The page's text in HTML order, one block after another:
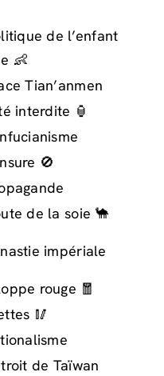
de l’enfant
👶
Tian’anmen
interdite 🏮
🚫
de la soie 🐪
impériale
rouge 🧧
🥢
de Taïwan